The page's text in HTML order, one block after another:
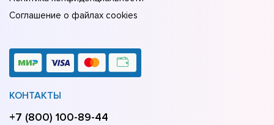
Соглашение о файлах cookies
КОНТАКТЫ
+7 (800) 100-89-44